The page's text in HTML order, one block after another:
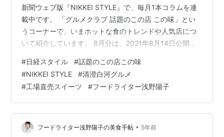
新聞ウェブ版『NIKKEI STYLE』で、毎月1本コラムを連
載中です。 「グルメクラブ 話題のこの店 この味」とい
うコーナーで、いまホットな食のトレンドや人気店につ
いて紹介しています。 8月分は、2021年8月14日公開の
2店」を書きました。 「コーヒーとアートの街、清澄白
河」のもう一つの楽しみ方 カリフォルニア発・ブルーボ
トルコーヒーが2015年に日本初上陸、1号店は清澄白河
店 詳しくは記事をお読みいただきたいのですが、清澄白
河と言えば、ブルーボトルコーヒーのフラッグシップス
トアを筆頭に…
#日経スタイル #話題のこの店この味
#NIKKEI STYLE #清澄白河グルメ
#工場直売スイーツ #フードライター浅野陽子
フードライター浅野陽子の美食手帖 • 5年前